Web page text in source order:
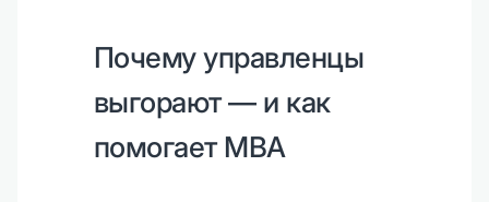
Почему управленцы
выгорают — и как
помогает MBA